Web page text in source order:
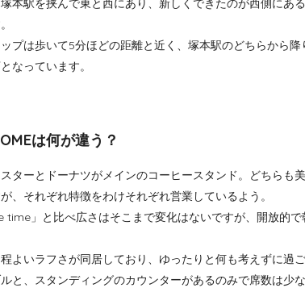
本駅を挟んで東と西にあり、新しくできたのが西側にあ
プは歩いて5分ほどの距離と近く、塚本駅のどちらから降
なっています。
は何が違う？
ターとドーナツがメインのコーヒースタンド。どちらも
、それぞれ特徴をわけそれぞれ営業しているよう。
time」と比べ広さはそこまで変化はないですが、開放的
よいラフさが同居しており、ゆったりと何も考えずに過ご
と、スタンディングのカウンターがあるのみで席数は少